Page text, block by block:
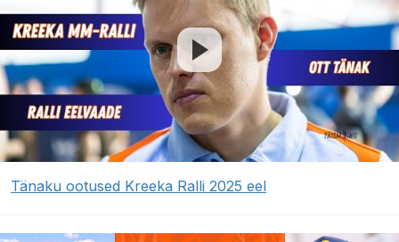
Tänaku ootused Kreeka Ralli 2025 eel